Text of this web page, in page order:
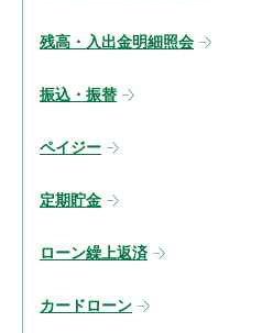
残高・入出金明細照会
振込・振替
ペイジー
定期貯金
ローン繰上返済
カードローン